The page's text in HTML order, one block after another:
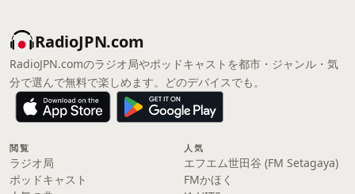
RadioJPN.com
RadioJPN.comのラジオ局やポッドキャストを都市・ジャンル・気
分で選んで無料で楽しめます。どのデバイスでも。
閲覧
ラジオ局
ポッドキャスト
人気
エフエム世田谷 (FM Setagaya)
FMかほく